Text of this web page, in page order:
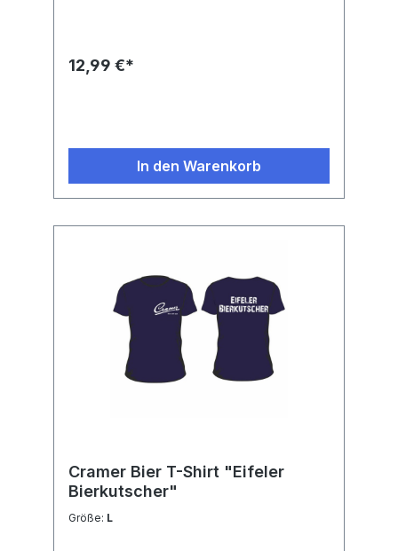
12,99 €*
In den Warenkorb
Cramer Bier T-Shirt "Eifeler
Bierkutscher"
Größe: L